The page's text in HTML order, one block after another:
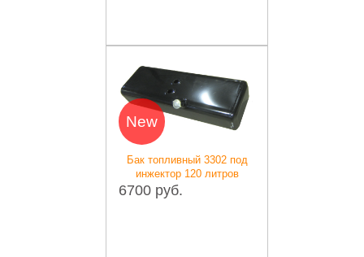
New
Бак топливный 3302 под
инжектор 120 литров
6700 руб.